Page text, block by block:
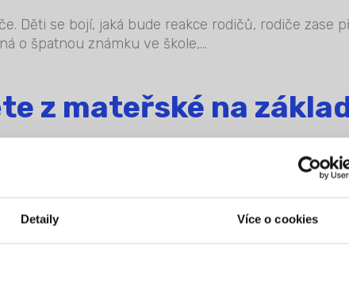
Detaily Více o cookies
Děti se bojí, jaká bude reakce rodičů, rodiče zase
o špatnou známku ve škole,...
z mateřské na
zůstává celý život. Je to nepochybně velký
co nejlépe. Čtení na 8...
jsou vhodné a